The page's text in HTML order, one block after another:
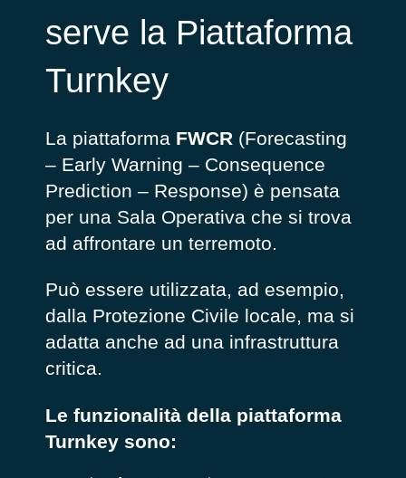
serve la Piattaforma
Turnkey
La piattaforma FWCR (Forecasting
– Early Warning – Consequence
Prediction – Response) è pensata
per una Sala Operativa che si trova
ad affrontare un terremoto.
Può essere utilizzata, ad esempio,
dalla Protezione Civile locale, ma si
adatta anche ad una infrastruttura
critica.
Le funzionalità della piattaforma
Turnkey sono: